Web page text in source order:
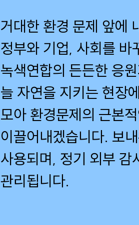
거대한 환경 문제 앞에
정부와 기업, 사회를 바
녹색연합의 든든한 응
늘 자연을 지키는 현장
모아 환경문제의 근본
이끌어내겠습니다. 보
사용되며, 정기 외부 감
관리됩니다.